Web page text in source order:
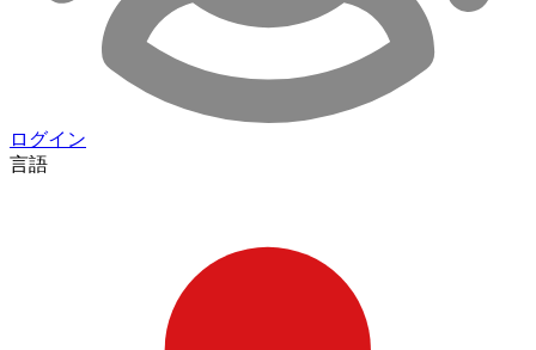
ログイン
言語